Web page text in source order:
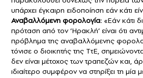
υπάρχει έγκαιρη ειδοποίηση εάν κάτι
Αναβαλλόμενη φορολογία: «Εάν κάτι
πρόταση από τον ‘Ηρακλή’ είναι ότι
πρόβλημα της αναβαλλόμενης
τόνισε ο διοικητής της ΤτΕ,
δεν είναι μέτοχος των τραπεζών και,
ιδιαίτερο συμφέρον να στηρίξει τη